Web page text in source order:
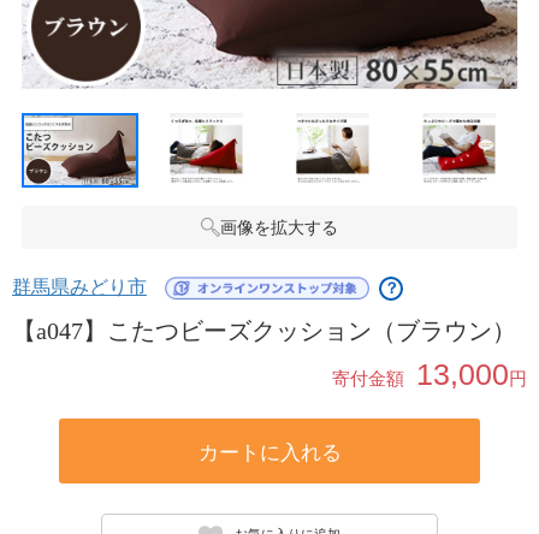
画像を拡大する
群馬県みどり市 ？
【a047】こたつビーズクッション（ブラウン）
寄付金額 13,000円
カートに入れる